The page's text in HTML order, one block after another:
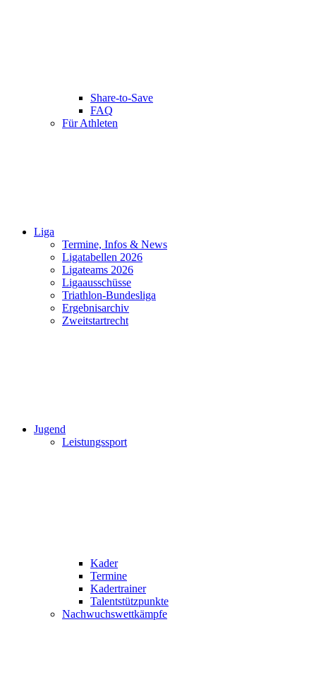
Share-to-Save
FAQ
Für Athleten
Liga
Termine, Infos & News
Ligatabellen 2026
Ligateams 2026
Ligaausschüsse
Triathlon-Bundesliga
Ergebnisarchiv
Zweitstartrecht
Jugend
Leistungssport
Kader
Termine
Kadertrainer
Talentstützpunkte
Nachwuchswettkämpfe